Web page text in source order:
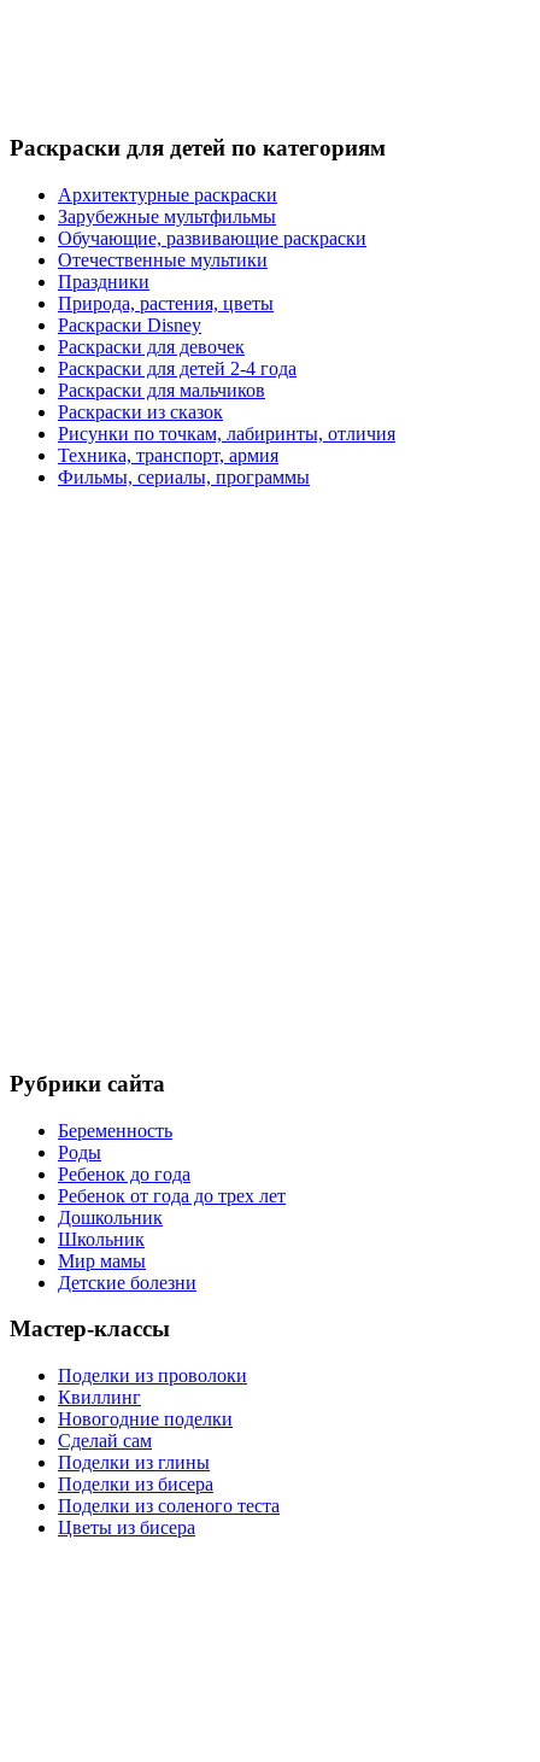
Раскраски для детей по категориям
Архитектурные раскраски
Зарубежные мультфильмы
Обучающие, развивающие раскраски
Отечественные мультики
Праздники
Природа, растения, цветы
Раскраски Disney
Раскраски для девочек
Раскраски для детей 2-4 года
Раскраски для мальчиков
Раскраски из сказок
Рисунки по точкам, лабиринты, отличия
Техника, транспорт, армия
Фильмы, сериалы, программы
Рубрики сайта
Беременность
Роды
Ребенок до года
Ребенок от года до трех лет
Дошкольник
Школьник
Мир мамы
Детские болезни
Мастер-классы
Поделки из проволоки
Квиллинг
Новогодние поделки
Сделай сам
Поделки из глины
Поделки из бисера
Поделки из соленого теста
Цветы из бисера